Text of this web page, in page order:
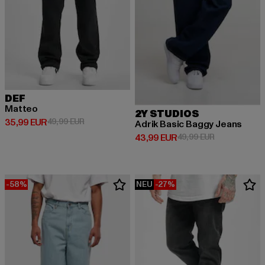
DEF
Matteo
35,99 EUR
Derzeitiger Preis: 35,99 EUR
49,99 EURAktionspreis: 49,99 EUR
2Y STUDIOS
Adrik Basic Baggy Jeans
43,99 EUR
Derzeitiger Preis: 43,99 EUR
49,99 EURAktionspreis:
-58% NEU -27%